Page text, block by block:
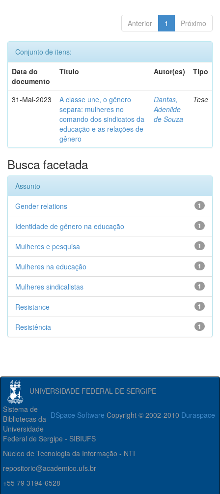
Anterior 1 Próximo
Conjunto de itens:
Data do
documento
Título Autor(es) Tipo
31-Mai-2023
A classe une, o gênero
separa: mulheres no
comando dos sindicatos da
educação e as relações de
gênero
Dantas,
Adenilde
de Souza
Tese
Busca facetada
Assunto
1
Gender relations
1
Identidade de gênero na educação
1
Mulheres e pesquisa
1
Mulheres na educação
1
Mulheres sindicalistas
1
Resistance
1
Resistência
UNIVERSIDADE FEDERAL DE SERGIPE
DSpace Software Copyright © 2002-2010 Duraspace
Sistema de
Bibliotecas da
Universidade
Federal de Sergipe - SIBIUFS
Núcleo de Tecnologia da Informação - NTI
repositorio@academico.ufs.br
+55 79 3194-6528